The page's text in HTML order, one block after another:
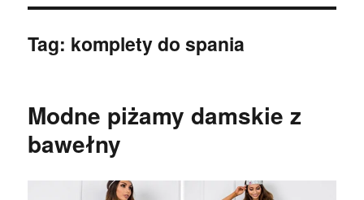
Tag: komplety do spania
Modne piżamy damskie z
bawełny